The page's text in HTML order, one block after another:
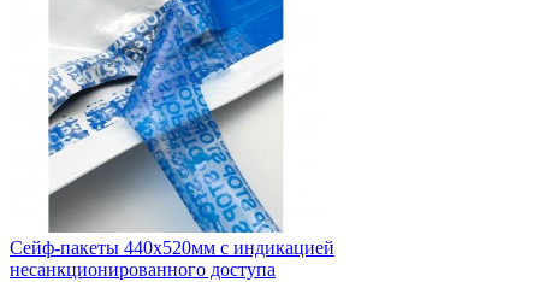
Сейф-пакеты 440х520мм с индикацией
несанкционированного доступа